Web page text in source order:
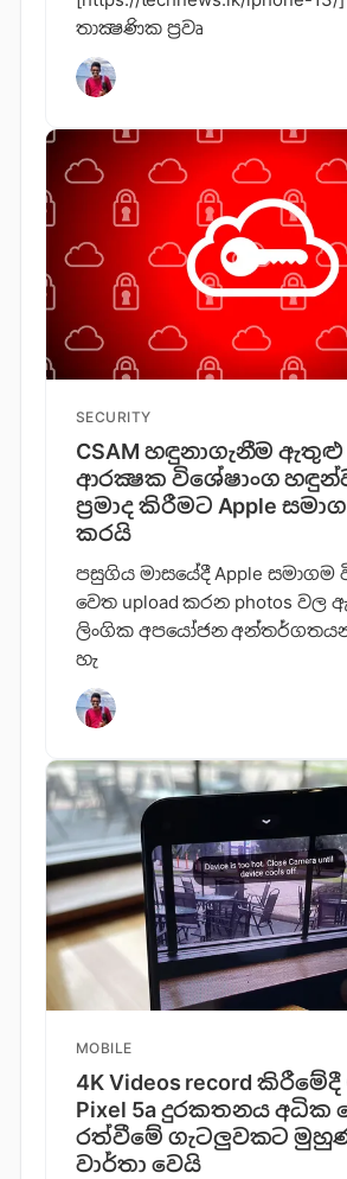
තාක්‍ෂණික ප්‍රවෘ
SECURITY
CSAM හඳුනාගැනීම ඇතුළු
ආරක්‍ෂක විශේෂාංග
ප්‍රමාද කිරීමට Apple
කරයි
පසුගිය මාසයේදී Apple සමාගම
වෙත upload කරන photos වල
ලිංගික අපයෝජන
හැ
MOBILE
4K Videos record කිරීමේදී
Pixel 5a දුරකතනය අධික
රත්වීමේ ගැටලුවකට
වාර්තා වෙයි